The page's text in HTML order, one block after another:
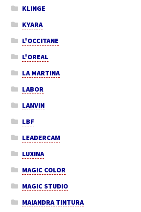
KLINGE
KYARA
L'OCCITANE
L'OREAL
LA MARTINA
LABOR
LANVIN
LBF
LEADERCAM
LUXINA
MAGIC COLOR
MAGIC STUDIO
MAIANDRA TINTURA